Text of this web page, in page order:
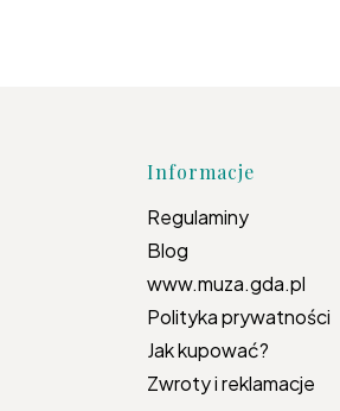
Informacje
Regulaminy
Blog
www.muza.gda.pl
Polityka prywatności
Jak kupować?
Zwroty i reklamacje